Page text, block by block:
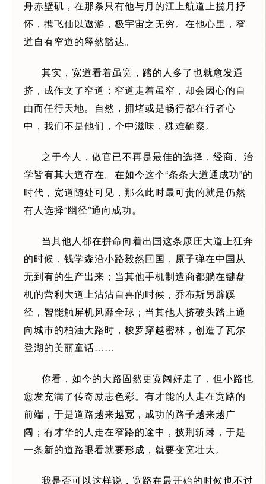
舟赤壁矶，在那条只有他与月的江上航道上揽月抒
怀，携飞仙以遨游，极宇宙之无穷。在他心里，窄
道自有窄道的释然豁达。
其实，宽道看着虽宽，踏的人多了也就愈发逼
挤，成作文了窄道；窄道走着虽窄，却会因心的自
由而任行天地。自然，拥堵或是畅行都在行者心
中，我们不是他们，个中滋味，殊难确察。
之于今人，做官已不再是最佳的选择，经商、治
学皆有其大道存在。在如今这个“条条大道通成功”的
时代，宽道随处可见，那么此时最可贵的就是仍然
有人选择“幽径”通向成功。
当其他人都在拼命向着出国这条康庄大道上狂奔
的时候，钱学森沿小路毅然回国，原子弹在中国从
无到有的生产出来；当其他手机制造商都躺在键盘
机的营利大道上沾沾自喜的时候，乔布斯另辟蹊
径，智能触屏机风靡全球；当其他人挤破头踏上通
向城市的柏油大路时，梭罗穿越密林，创造了瓦尔
登湖的美丽童话……
你看，如今的大路固然更宽阔好走了，但小路也
愈发充满了传奇励志色彩。有才能的人走在宽路的
前端，于是道路越来越宽，成功的路子越来越广
阔；有才华的人走在窄路的途中，披荆斩棘，于是
一条新的道路眼看就要形成，就要变宽壮大。
我是否可以这样说，宽路在最开始的时候也不过